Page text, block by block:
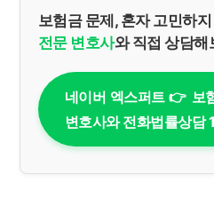
보험금 문제, 혼자 고민하
전문 변호사와 직접 상담해
네이버 엑스퍼트 👉 보
변호사와 전화법률상담